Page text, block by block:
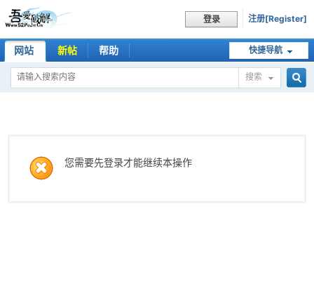
登录 注册[Register]
快捷导航
网站 新帖 帮助
搜索
您需要先登录才能继续本操作